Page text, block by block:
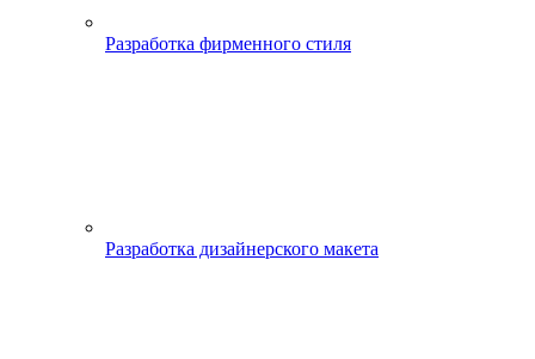
Разработка фирменного стиля
Разработка дизайнерского макета